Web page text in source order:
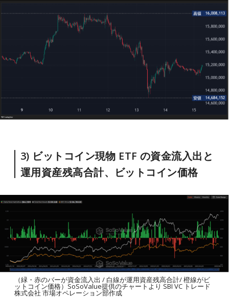
3) ビットコイン現物 ETF の資金流入出と
運用資産残高合計、ビットコイン価格
（緑・赤のバーが資金流入出 / 白線が運用資産残高合計/ 橙線がビ
ットコイン価格）SoSoValue提供のチャートより SBI VC トレード
株式会社 市場オペレーション部作成